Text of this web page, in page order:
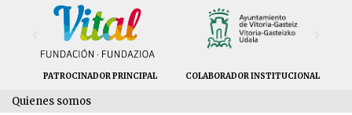
PATROCINADOR PRINCIPAL COLABORADOR INSTITUCIONAL
Quienes somos